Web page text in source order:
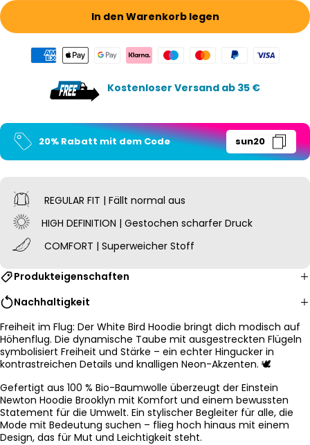
In den Warenkorb legen
Kostenloser Versand ab 35 €
20% Rabatt mit dem Code sun20
REGULAR FIT | Fällt normal aus
HIGH DEFINITION | Gestochen scharfer Druck
COMFORT | Superweicher Stoff
Produkteigenschaften
Nachhaltigkeit
Freiheit im Flug: Der White Bird Hoodie bringt dich modisch auf
Höhenflug. Die dynamische Taube mit ausgestreckten Flügeln
symbolisiert Freiheit und Stärke – ein echter Hingucker in
kontrastreichen Details und knalligen Neon-Akzenten. 🕊️
Gefertigt aus 100 % Bio-Baumwolle überzeugt der Einstein
Newton Hoodie Brooklyn mit Komfort und einem bewussten
Statement für die Umwelt. Ein stylischer Begleiter für alle, die
Mode mit Bedeutung suchen – flieg hoch hinaus mit einem
Design, das für Mut und Leichtigkeit steht.